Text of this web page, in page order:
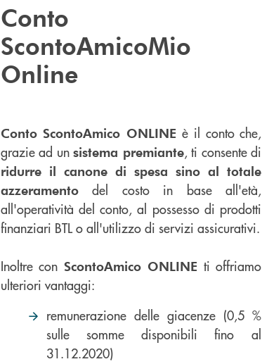
Conto
ScontoAmicoMio
Online
Conto ScontoAmico ONLINE è il conto che,
grazie ad unsistema premiante, ti consente di
ridurre il canone di spesa sino al totale
azzeramentodel costo in base all'età,
all'operatività del conto, al possesso di prodotti
finanziari BTL o all'utilizzo di servizi assicurativi.
Inoltre con ScontoAmico ONLINE ti offriamo
ulteriori vantaggi:
remunerazione delle giacenze (0,5 %
sulle somme disponibili fino al
31.12.2020)